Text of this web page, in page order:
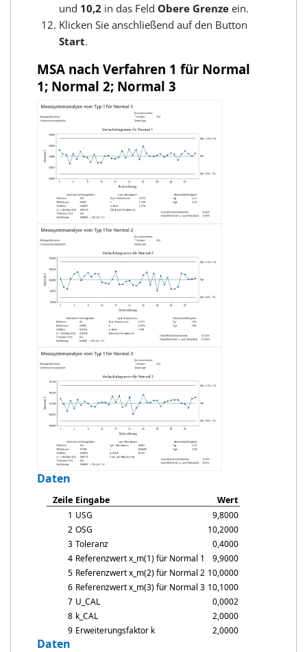
und 10,2 in das FeldObere Grenze ein.
Klicken Sie anschließend auf den Button
Start.
MSA nach Verfahren 1 für Normal
1; Normal 2; Normal 3
Daten
Zeile Eingabe Wert
1 USG
9,8000
2 OSG
10,2000
3 Toleranz
0,4000
4 Referenzwertx_m(1) für Normal 1
9,9000
5 Referenzwertx_m(2) für Normal 2 10,0000
6 Referenzwertx_m(3) für Normal 3 10,1000
7 U_CAL
0,0002
8 k_CAL
2,0000
9 Erweiterungsfaktor k 2,0000
Daten